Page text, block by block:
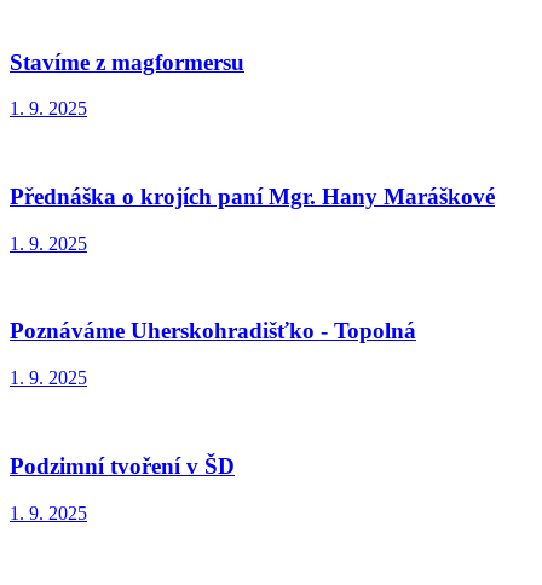
Stavíme z magformersu
1. 9. 2025
Přednáška o krojích paní Mgr. Hany Maráškové
1. 9. 2025
Poznáváme Uherskohradišťko - Topolná
1. 9. 2025
Podzimní tvoření v ŠD
1. 9. 2025